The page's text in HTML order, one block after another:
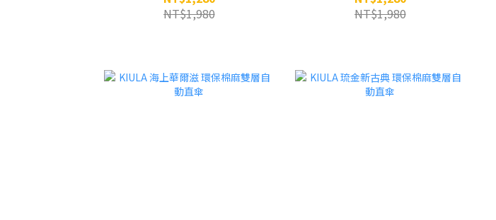
NT$1,980
NT$1,980